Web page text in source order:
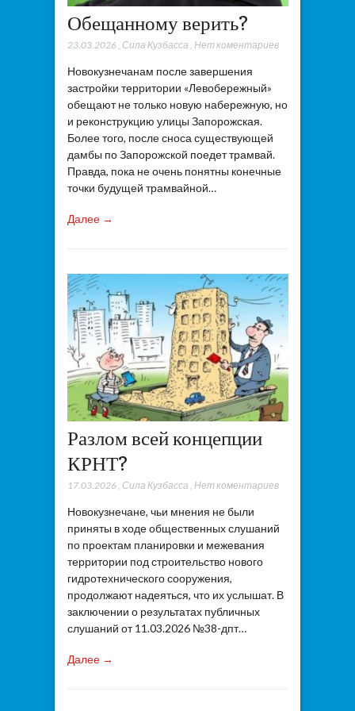
Обещанному верить?
23.03.2026 , Сила Кузбасса , Нет коментариев
Новокузнечанам после завершения
застройки территории «Левобережный»
обещают не только новую набережную, но
и реконструкцию улицы Запорожская.
Более того, после сноса существующей
дамбы по Запорожской поедет трамвай.
Правда, пока не очень понятны конечные
точки будущей трамвайной…
Далее →
Разлом всей концепции
КРНТ?
17.03.2026 , Сила Кузбасса , Нет коментариев
Новокузнечане, чьи мнения не были
приняты в ходе общественных слушаний
по проектам планировки и межевания
территории под строительство нового
гидротехнического сооружения,
продолжают надеяться, что их услышат. В
заключении о результатах публичных
слушаний от 11.03.2026 №38-дпт…
Далее →